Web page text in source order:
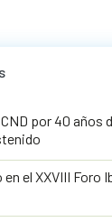
por 40 años
el XXVIII Foro